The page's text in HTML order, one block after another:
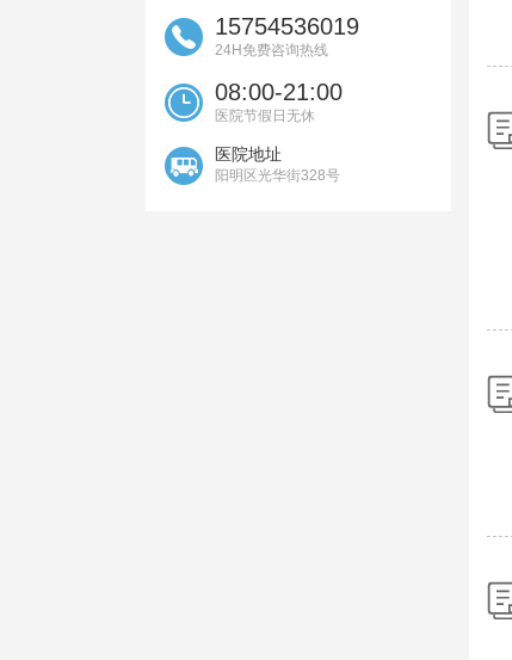
15754536019
24H免费咨询热线
08:00-21:00
医院节假日无休
医院地址
阳明区光华街328号